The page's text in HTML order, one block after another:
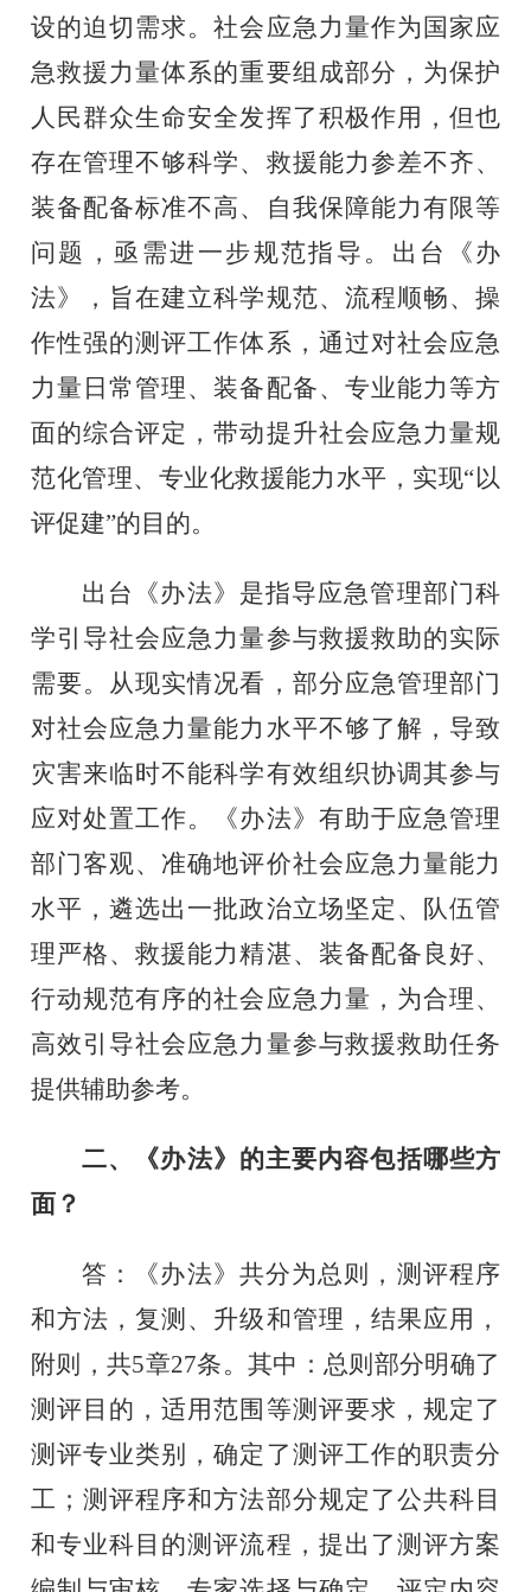
设的迫切需求。社会应急力量作为国家应
急救援力量体系的重要组成部分，为保护
人民群众生命安全发挥了积极作用，但也
存在管理不够科学、救援能力参差不齐、
装备配备标准不高、自我保障能力有限等
问题，亟需进一步规范指导。出台《办
法》，旨在建立科学规范、流程顺畅、操
作性强的测评工作体系，通过对社会应急
力量日常管理、装备配备、专业能力等方
面的综合评定，带动提升社会应急力量规
范化管理、专业化救援能力水平，实现“以
评促建”的目的。
出台《办法》是指导应急管理部门科
学引导社会应急力量参与救援救助的实际
需要。从现实情况看，部分应急管理部门
对社会应急力量能力水平不够了解，导致
灾害来临时不能科学有效组织协调其参与
应对处置工作。《办法》有助于应急管理
部门客观、准确地评价社会应急力量能力
水平，遴选出一批政治立场坚定、队伍管
理严格、救援能力精湛、装备配备良好、
行动规范有序的社会应急力量，为合理、
高效引导社会应急力量参与救援救助任务
提供辅助参考。
二、《办法》的主要内容包括哪些方
面？
答：《办法》共分为总则，测评程序
和方法，复测、升级和管理，结果应用，
附则，共5章27条。其中：总则部分明确了
测评目的，适用范围等测评要求，规定了
测评专业类别，确定了测评工作的职责分
工；测评程序和方法部分规定了公共科目
和专业科目的测评流程，提出了测评方案